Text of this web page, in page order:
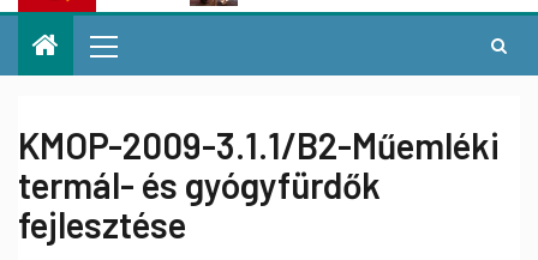
KMOP-2009-3.1.1/B2-Műemléki
termál- és gyógyfürdők
fejlesztése